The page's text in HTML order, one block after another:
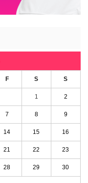
F S S
1 2
7 8 9
14 15 16
21 22 23
28 29 30